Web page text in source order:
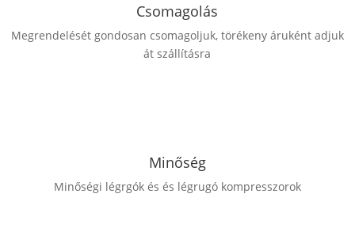
Csomagolás
Megrendelését gondosan csomagoljuk, törékeny áruként adjuk
át szállításra
Minőség
Minőségi légrgók és és légrugó kompresszorok